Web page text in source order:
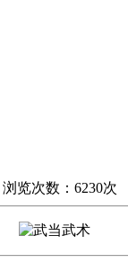
浏览次数：6230次